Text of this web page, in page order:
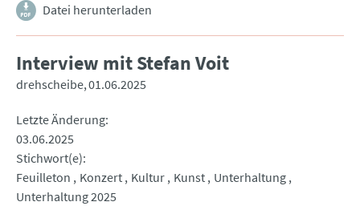
Datei herunterladen
Interview mit Stefan Voit
drehscheibe 01.06.2025
Letzte Änderung
03.06.2025
Stichwort(e)
Feuilleton
Konzert Kultur Kunst Unterhaltung
Unterhaltung 2025